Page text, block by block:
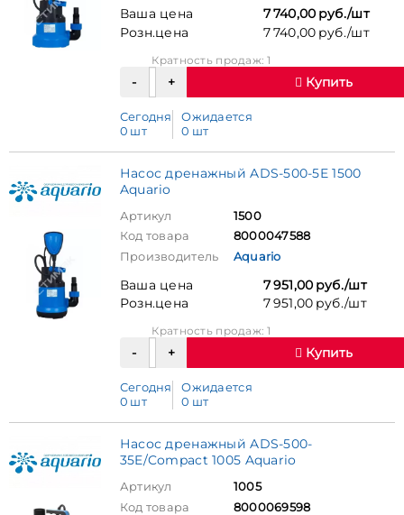
Ваша цена
7 740,00 руб./шт
Розн.цена
7 740,00 руб./шт
Кратность продаж: 1
Купить
Сегодня
0 шт
Ожидается
0 шт
Насос дренажный ADS-500-5E 1500
Aquario
Артикул
1500
Код товара
8000047588
Производитель
Aquario
Ваша цена
7 951,00 руб./шт
Розн.цена
7 951,00 руб./шт
Кратность продаж: 1
Купить
Сегодня
0 шт
Ожидается
0 шт
Насос дренажный ADS-500-
35E/Compact 1005 Aquario
Артикул
1005
Код товара
8000069598